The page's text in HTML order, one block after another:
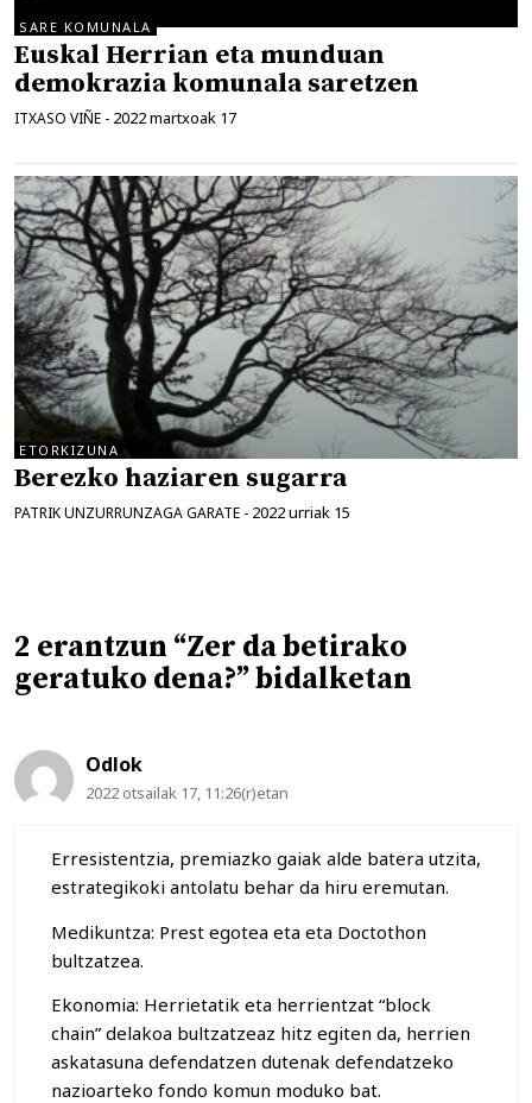
SARE KOMUNALA
Euskal Herrian eta munduan
demokrazia komunala saretzen
ITXASO VIÑE - 2022 martxoak 17
ETORKIZUNA
Berezko haziaren sugarra
PATRIK UNZURRUNZAGA GARATE - 2022 urriak 15
2 erantzun “Zer da betirako
geratuko dena?” bidalketan
Odlok
2022 otsailak 17, 11:26(r)etan
Erresistentzia, premiazko gaiak alde batera utzita,
estrategikoki antolatu behar da hiru eremutan.
Medikuntza: Prest egotea eta eta Doctothon
bultzatzea.
Ekonomia: Herrietatik eta herrientzat “block
chain” delakoa bultzatzeaz hitz egiten da, herrien
askatasuna defendatzen dutenak defendatzeko
nazioarteko fondo komun moduko bat.